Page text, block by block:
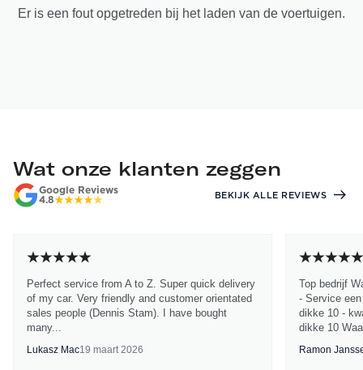
Er is een fout opgetreden bij het laden van de voertuigen.
Wat onze klanten zeggen
Google Reviews
4.8
BEKIJK ALLE REVIEWS
Perfect service from A to Z. Super quick delivery
of my car. Very friendly and customer orientated
sales people (Dennis Stam). I have bought
many...
Lukasz Mac19 maart 2026
Top bedrijf
- Service
dikke 10 -
dikke 10
Ramon